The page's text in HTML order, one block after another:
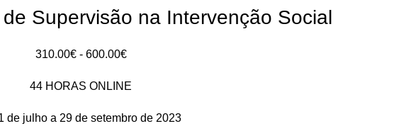
Supervisão na Intervenção Social
310.00€ - 600.00€Intervalo
preços:
a
44 HORAS ONLINE
de julho a 29 de setembro de 2023